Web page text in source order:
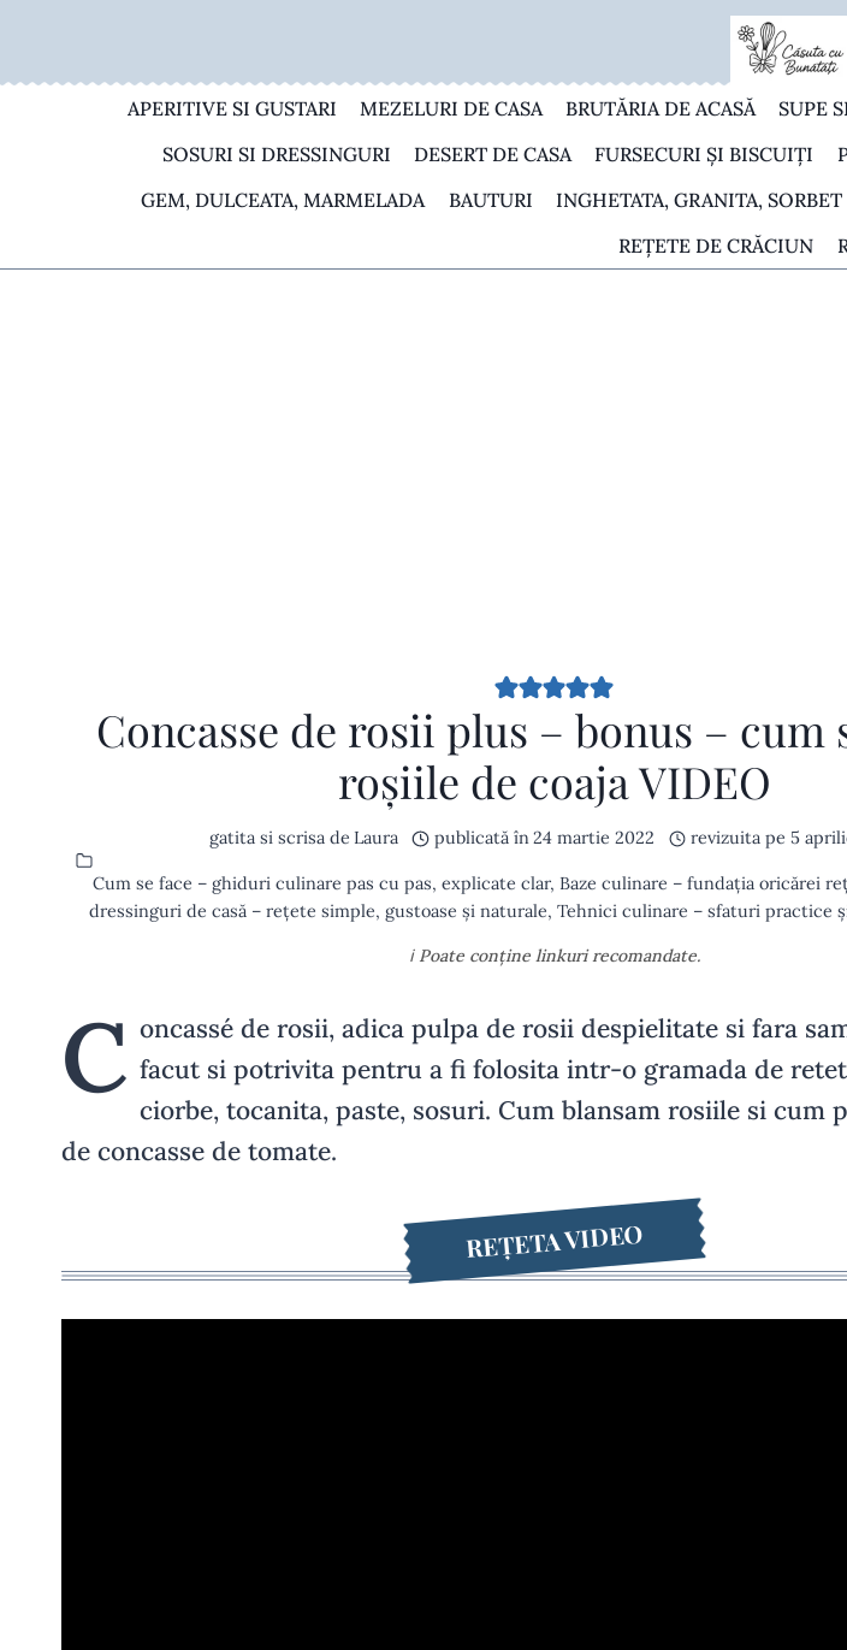
content
APERITIVE SI GUSTARI MEZELURI DE CASA BRUTĂRIA DE ACASĂ SUPE
SOSURI SI DRESSINGURI
DESERT DE CASA FURSECURI ȘI BISCUIȚI
GEM, DULCEATA, MARMELADA
BAUTURI INGHETATA, GRANITA, SORBET
REȚETE DE CRĂCIUN
Concasse de rosii plus – bonus – cum
roșiile de coaja VIDEO
gatita si scrisa de Laura publicată în24 martie 2022 revizuita pe 5
Cum se face – ghiduri culinare pas cu pas, explicate clar, Baze culinare – fundația oricărei
dressinguri de casă – rețete simple, gustoase și naturale, Tehnici culinare – sfaturi practice
ℹ️ Poate conține linkuri recomandate.
C oncassé de rosii, adica pulpa de rosii despielitate si fara
facut si potrivita pentru a fi folosita intr-o gramada de
ciorbe, tocanita, paste, sosuri. Cum blansam rosiile si cum
de concasse de tomate.
REȚETA VIDEO